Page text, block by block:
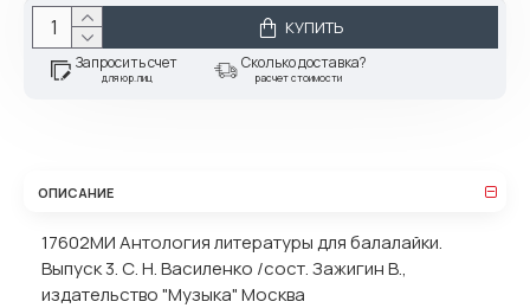
КУПИТЬ
Запросить счет
для юр.лиц
Сколько доставка?
расчет стоимости
ОПИСАНИЕ
17602МИ Антология литературы для балалайки.
Выпуск 3. С. Н. Василенко /сост. Зажигин В.,
издательство "Музыка" Москва